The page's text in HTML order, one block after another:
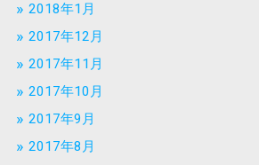
2018年1月
2017年12月
2017年11月
2017年10月
2017年9月
2017年8月